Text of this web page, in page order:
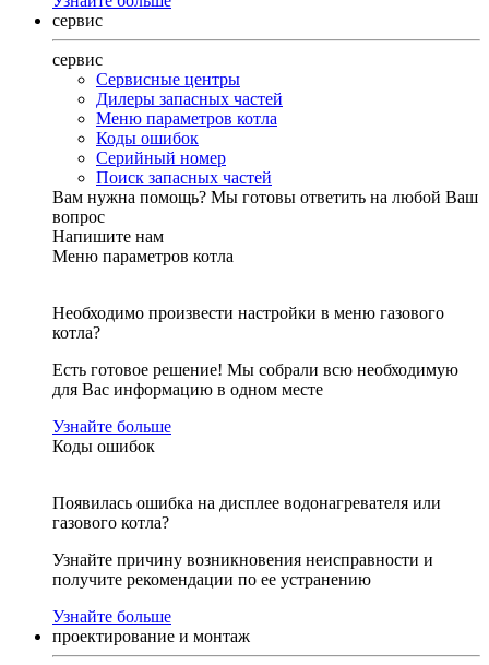
сервис
сервис
Сервисные центры
Дилеры запасных частей
Меню параметров котла
Коды ошибок
Серийный номер
Поиск запасных частей
Вам нужна помощь? Мы готовы ответить на любой Ваш
вопрос
Напишите нам
Меню параметров котла
Необходимо произвести настройки в меню газового
котла?
Есть готовое решение! Мы собрали всю необходимую
для Вас информацию в одном месте
Узнайте больше
Коды ошибок
Появилась ошибка на дисплее водонагревателя или
газового котла?
Узнайте причину возникновения неисправности и
получите рекомендации по ее устранению
Узнайте больше
проектирование и монтаж